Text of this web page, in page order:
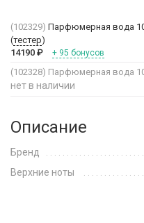
(102329) Парфюмерная вода
(тестер)
14190 ₽ + 95 бонусов
(102328) Парфюмерная вода
нет в наличии
Описание
Бренд
Верхние ноты